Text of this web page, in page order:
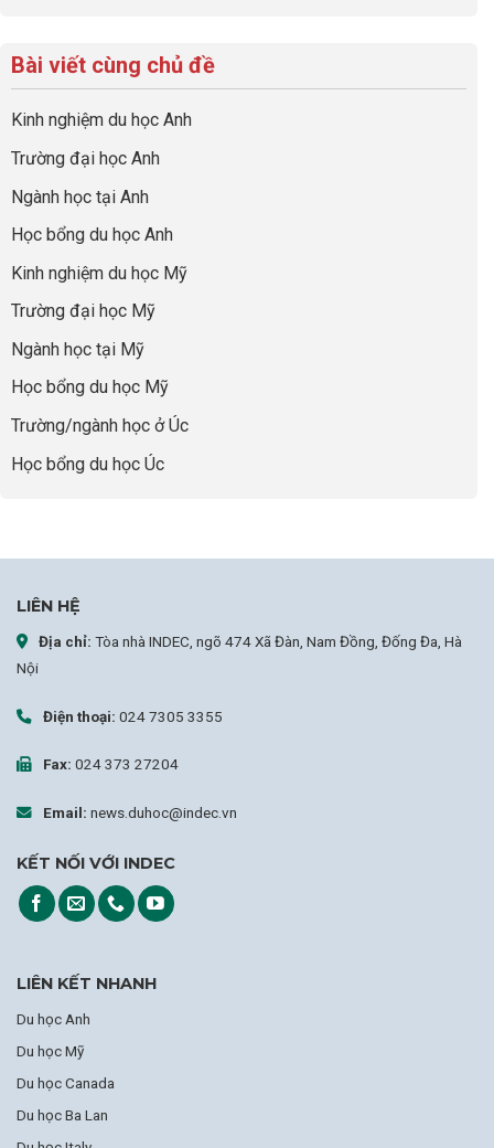
sự
nghiệp
hiệu
quả
của
cha
thông
bộ
hồ
sơ
du
học
“Dày
hoạt
động
nhưng
thiếu
năng
lực”
Việc
Biến
Đoạn
Visa
“Bước
Vàng”
Cất
Cánh
luận
ở
Hiểu
đúng
nghề
và
ngành:
Bí
quyết
không
giờ
chọn
sự
Bài viết cùng chủ đề
Kinh nghiệm du học Anh
Trường đại học Anh
Ngành học tại Anh
Học bổng du học Anh
Kinh nghiệm du học Mỹ
Trường đại học Mỹ
Ngành học tại Mỹ
Học bổng du học Mỹ
Trường/ngành học ở Úc
Học bổng du học Úc
LIÊN HỆ
Địa chỉ: Tòa nhà INDEC, ngõ 474 Xã Đàn, Nam Đồng, Đống Đa, Hà
Nội
Điện thoại: 024 7305 3355
Fax: 024 373 27204
Email: news.duhoc@indec.vn
KẾT NỐI VỚI INDEC
LIÊN KẾT NHANH
Du học Anh
Du học Mỹ
Du học Canada
Du học Ba Lan